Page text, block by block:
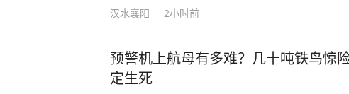
汉水襄阳 2小时前
预警机上航母有多难？几十吨铁鸟惊
定生死